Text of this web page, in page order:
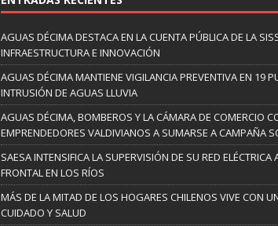
AGUAS DÉCIMA DESTACA EN LA CUENTA PÚBLICA DE LA
INFRAESTRUCTURA E INNOVACIÓN
AGUAS DÉCIMA MANTIENE VIGILANCIA PREVENTIVA EN 19
INTRUSIÓN DE AGUAS LLUVIA
AGUAS DÉCIMA, BOMBEROS Y LA CÁMARA DE COMERCIO
EMPRENDEDORES VALDIVIANOS A SUMARSE A CAMPAÑA
SAESA INTENSIFICA LA SUPERVISIÓN DE SU RED ELÉCTRICA
FRONTAL EN LOS RÍOS
MÁS DE LA MITAD DE LOS HOGARES CHILENOS VIVE CON
CUIDADO Y SALUD